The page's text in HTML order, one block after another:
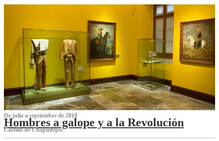
De julio a septiembre de 2010
Hombres a galope y a la Revolución
Castillo de Chapultepec